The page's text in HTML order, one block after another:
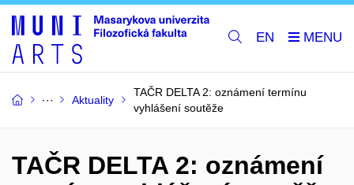
EN
Aktuality
TAČR DELTA 2: oznámení termínu
vyhlášení soutěže
TAČR DELTA 2: oznámení